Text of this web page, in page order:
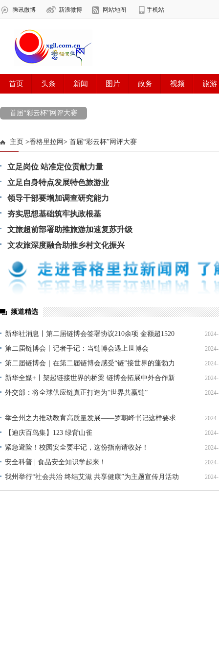
首届“彩云杯”网评大赛
主页 >香格里拉网 > 首届“彩云杯”网评大赛
立足岗位 站准定位贡献力量
立足自身特点发展特色旅游业
领导干部要增加调查研究能力
夯实思想基础筑牢执政根基
文旅超前部署助推旅游加速复苏升级
文农旅深度融合助推乡村文化振兴
频道精选
新华社消息丨第二届链博会签署协议210余项 金额超1520
亿元
第二届链博会丨记者手记：当链博会遇上世博会
第二届链博会｜在第二届链博会感受“链”接世界的蓬勃力
量
新华全媒+丨架起链接世界的桥梁 链博会拓展中外合作新
机遇
外交部：将全球供应链真正打造为“世界共赢链”
举全州之力推动教育高质量发展——罗朝峰书记这样要求
（三）
【迪庆百鸟集】123 绿背山雀
紧急避险！校园安全要牢记，这份指南请收好！
安全科普 | 食品安全知识学起来！
我州举行“社会共治 终结艾滋 共享健康”为主题宣传月活动